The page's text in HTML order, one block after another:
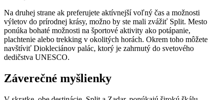
Na druhej strane ak preferujete aktívnejší voľný čas a možnosti
výletov do prírodnej krásy, možno by ste mali zvážiť Split. Mesto
ponúka bohaté možnosti na športové aktivity ako potápanie,
plachtenie alebo trekking v okolitých horách. Okrem toho môžete
navštíviť Diokleciánov palác, ktorý je zahrnutý do svetového
dedičstva UNESCO.
Záverečné myšlienky